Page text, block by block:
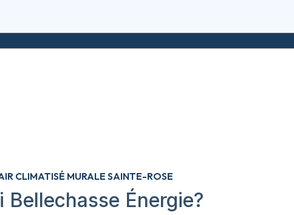
CLIMATISÉ MURALE SAINTE-ROSE
Bellechasse Énergie?